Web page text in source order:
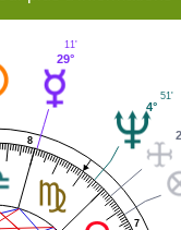
7
8
4°
51'
29°
11'